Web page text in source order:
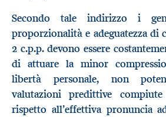
Secondo tale indirizzo i
proporzionalità e adeguatezza di
2 c.p.p. devono essere
di attuare la minor
libertà personale, non
valutazioni predittive
rispetto all’effettiva pronuncia